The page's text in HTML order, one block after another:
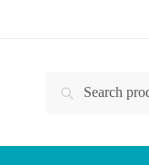
Search